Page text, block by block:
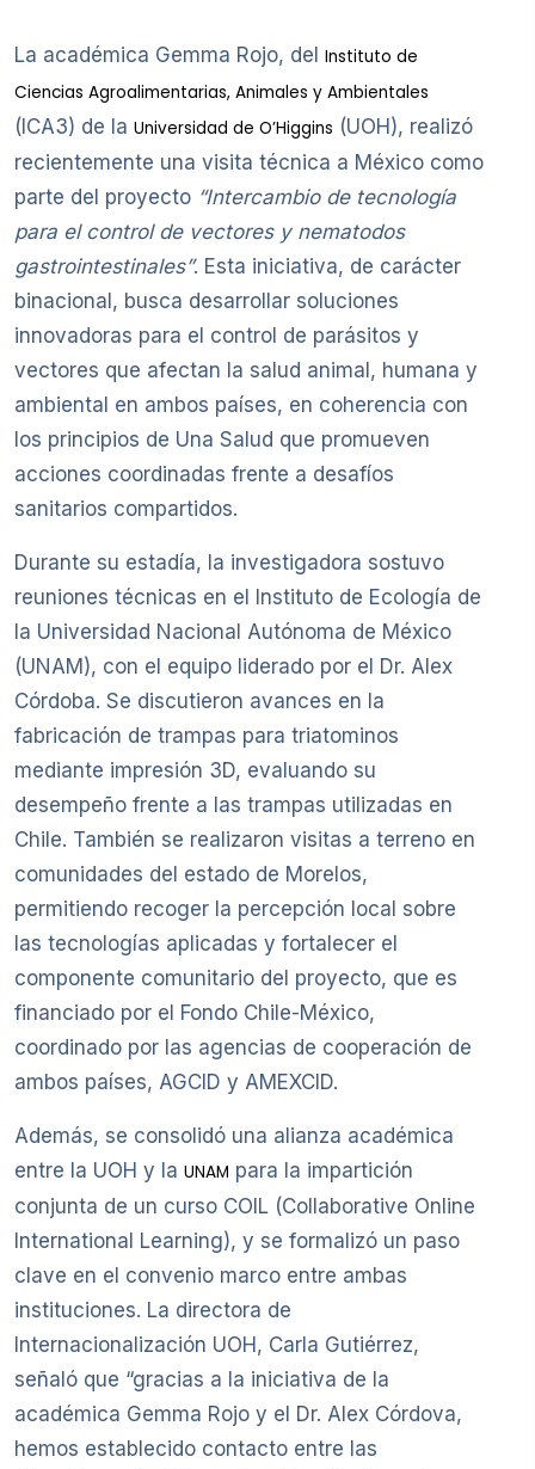
La académica Gemma Rojo, del Instituto de
Ciencias Agroalimentarias, Animales y Ambientales
(ICA3) de la Universidad de O’Higgins (UOH), realizó
recientemente una visita técnica a México como
parte del proyecto “Intercambio de tecnología
para el control de vectores y nematodos
gastrointestinales”. Esta iniciativa, de carácter
binacional, busca desarrollar soluciones
innovadoras para el control de parásitos y
vectores que afectan la salud animal, humana y
ambiental en ambos países, en coherencia con
los principios de Una Salud que promueven
acciones coordinadas frente a desafíos
sanitarios compartidos.
Durante su estadía, la investigadora sostuvo
reuniones técnicas en el Instituto de Ecología de
la Universidad Nacional Autónoma de México
(UNAM), con el equipo liderado por el Dr. Alex
Córdoba. Se discutieron avances en la
fabricación de trampas para triatominos
mediante impresión 3D, evaluando su
desempeño frente a las trampas utilizadas en
Chile. También se realizaron visitas a terreno en
comunidades del estado de Morelos,
permitiendo recoger la percepción local sobre
las tecnologías aplicadas y fortalecer el
componente comunitario del proyecto, que es
financiado por el Fondo Chile-México,
coordinado por las agencias de cooperación de
ambos países, AGCID y AMEXCID.
Además, se consolidó una alianza académica
entre la UOH y la UNAM para la impartición
conjunta de un curso COIL (Collaborative Online
International Learning), y se formalizó un paso
clave en el convenio marco entre ambas
instituciones. La directora de
Internacionalización UOH, Carla Gutiérrez,
señaló que “gracias a la iniciativa de la
académica Gemma Rojo y el Dr. Alex Córdova,
hemos establecido contacto entre las